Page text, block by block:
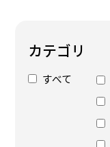
カテゴリ
すべて